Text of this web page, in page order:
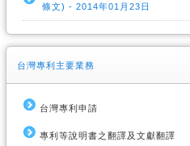
條文) - 2014年01月23日
台灣專利主要業務
台灣專利申請
專利等說明書之翻譯及文獻翻譯